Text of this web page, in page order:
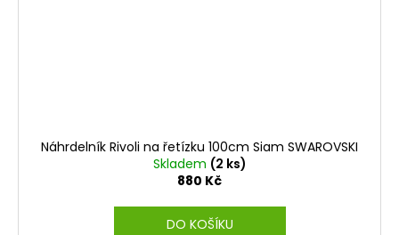
Náhrdelník Rivoli na řetízku 100cm Siam SWAROVSKI
Skladem (2 ks)
880 Kč
DO KOŠÍKU